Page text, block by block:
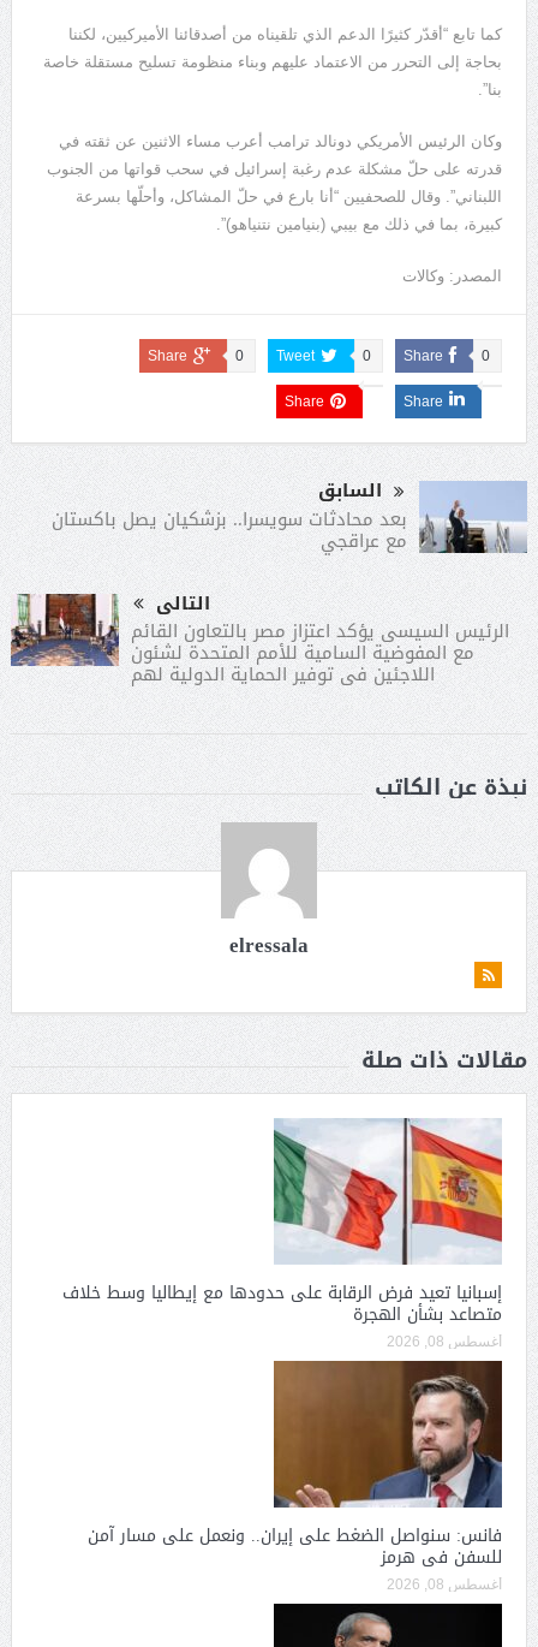
كما تابع “أقدّر كثيرًا الدعم الذي تلقيناه من أصدقائنا الأميركيين، لكننا
بحاجة إلى التحرر من الاعتماد عليهم وبناء منظومة تسليح مستقلة خاصة
بنا”.
وكان الرئيس الأمريكي دونالد ترامب أعرب مساء الاثنين عن ثقته في
قدرته على حلّ مشكلة عدم رغبة إسرائيل في سحب قواتها من الجنوب
اللبناني”. وقال للصحفيين “أنا بارع في حلّ المشاكل، وأحلّها بسرعة
كبيرة، بما في ذلك مع بيبي (بنيامين نتنياهو)”.
المصدر: وكالات
Share 0
Tweet 0
Share 0
Share
Share
السابق
بعد محادثات سويسرا.. بزشكيان يصل باكستان
مع عراقجي
التالى
الرئيس السيسى يؤكد اعتزاز مصر بالتعاون القائم
مع المفوضية السامية للأمم المتحدة لشئون
اللاجئين فى توفير الحماية الدولية لهم
نبذة عن الكاتب
elressala
مقالات ذات صلة
إسبانيا تعيد فرض الرقابة على حدودها مع إيطاليا وسط خلاف
متصاعد بشأن الهجرة
أغسطس 08, 2026
فانس: سنواصل الضغط على إيران.. ونعمل على مسار آمن
للسفن فى هرمز
أغسطس 08, 2026